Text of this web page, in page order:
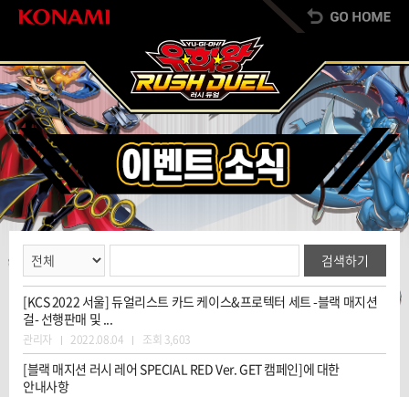
검색하기
[KCS 2022 서울] 듀얼리스트 카드 케이스&프로텍터 세트 -블랙 매지션
걸- 선행판매 및 ...
관리자 2022.08.04 조회 3,603
[블랙 매지션 러시 레어 SPECIAL RED Ver. GET 캠페인]에 대한
안내사항